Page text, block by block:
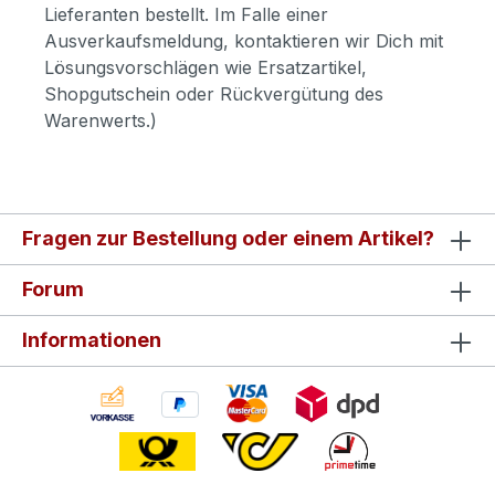
Lieferanten bestellt. Im Falle einer
Ausverkaufsmeldung, kontaktieren wir Dich mit
Lösungsvorschlägen wie Ersatzartikel,
Shopgutschein oder Rückvergütung des
Warenwerts.)
Fragen zur Bestellung oder einem Artikel?
Forum
Informationen